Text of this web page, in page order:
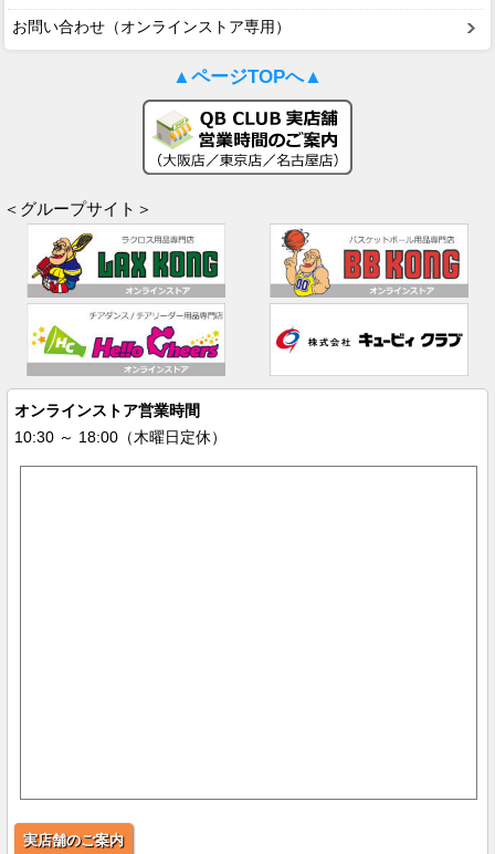
お問い合わせ（オンラインストア専用）
▲ページTOPへ▲
＜グループサイト＞
オンラインストア営業時間
10:30 ～ 18:00（木曜日定休）
実店舗のご案内